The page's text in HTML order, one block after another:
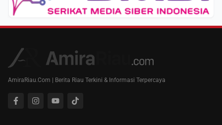
AmiraRiau.Com | Berita Riau Terkini & Informasi Terpercaya